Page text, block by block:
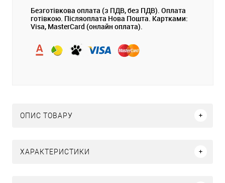
Безготівкова оплата (з ПДВ, без ПДВ). Оплата
готівкою. Післяоплата Нова Пошта. Картками:
Visa, MasterCard (онлайн оплата).
ОПИС ТОВАРУ
ХАРАКТЕРИСТИКИ